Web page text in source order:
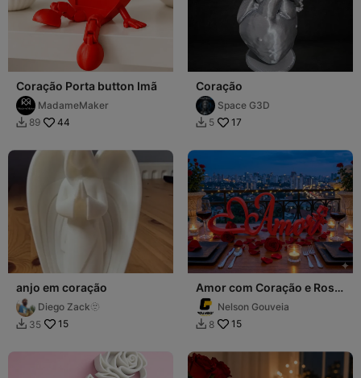
Coração Porta button Imã
MadameMaker
 89 44
Coração
Space G3D
 5 17
anjo em coração
Diego Zack🫥
 35 15
Amor com Coração e Rosa
– Decoração Romântica
Nelson Gouveia
 8 15